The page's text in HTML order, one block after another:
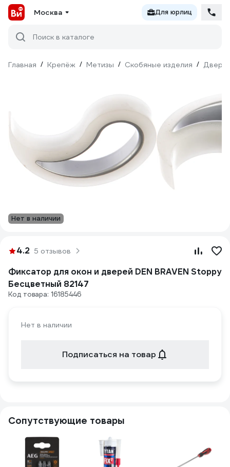
Москва Для юрлиц
Поиск в каталоге
Главная / Крепёж / Метизы / Скобяные изделия /
Нет в наличии
4.2 5 отзывов
Фиксатор для окон и дверей DEN BRAVEN Stoppy
Бесцветный 82147
Код товара: 16185446
Нет в наличии
Подписаться на товар
Сопутствующие товары